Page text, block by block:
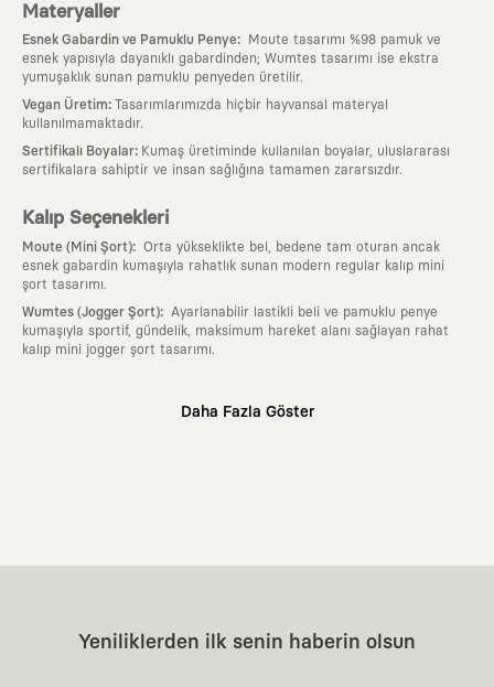
Materyaller
Esnek Gabardin ve Pamuklu Penye:
Moute tasarımı %98 pamuk ve
esnek yapısıyla dayanıklı gabardinden; Wumtes tasarımı ise ekstra
yumuşaklık sunan pamuklu penyeden üretilir.
Vegan Üretim: Tasarımlarımızda hiçbir hayvansal materyal
kullanılmamaktadır.
Sertifikalı Boyalar: Kumaş üretiminde kullanılan boyalar, uluslararası
sertifikalara sahiptir ve insan sağlığına tamamen zararsızdır.
Kalıp Seçenekleri
Moute (Mini Şort): Orta yükseklikte bel, bedene tam oturan ancak
esnek gabardin kumaşıyla rahatlık sunan modern regular kalıp mini
şort tasarımı.
Wumtes (Jogger Şort):
Ayarlanabilir lastikli beli ve pamuklu penye
kumaşıyla sportif, gündelik, maksimum hareket alanı sağlayan rahat
kalıp mini jogger şort tasarımı.
dolabının en değerli parçası olarak kalacak, hikayesini ve estetik
Yaratıcı Bir Topluluk
KAFT, keşfetmeyi sevenlerin, sanata tutkuyla bağlı
olanların ve şehri özgürce adımlayanların ortak dilidir. Üzerinde
Daha Fazla Göster
Yeniliklerden ilk senin haberin olsun